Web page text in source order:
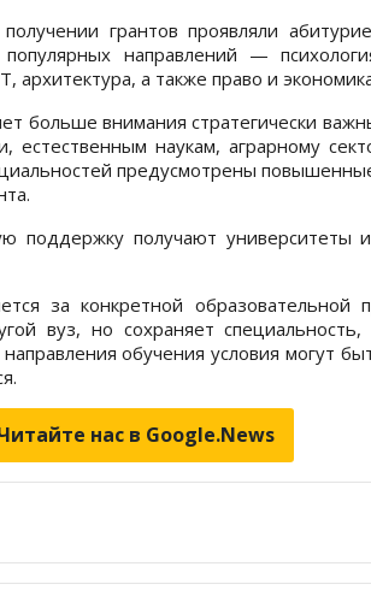
грантов проявляли
направлений —
архитектура, а также право и
больше внимания стратегически
наукам, аграрному
предусмотрены
поддержку получают университеты
за конкретной образовательной
вуз, но сохраняет специальность,
обучения условия могут
нас в Google.News